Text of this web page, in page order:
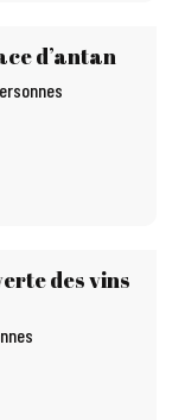
d’antan
des vins